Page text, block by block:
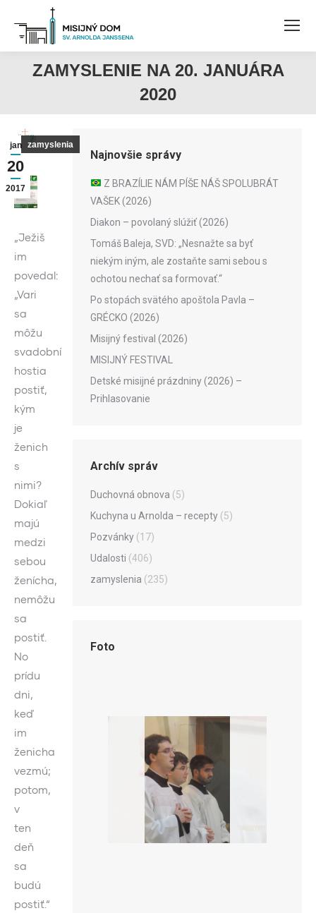
ZAMYSLENIE NA 20. JANUÁRA
2020
jan
20
2017
zamyslenia
„Ježiš
im
povedal:
„Vari
sa
môžu
svadobní
hostia
postiť,
kým
je
ženich
s
nimi?
Dokiaľ
majú
medzi
sebou
ženícha,
nemôžu
sa
postiť.
No
prídu
dni,
keď
im
ženicha
vezmú;
potom,
v
ten
deň
sa
budú
postiť.“
Najnovšie správy
Z BRAZÍLIE NÁM PÍŠE NÁŠ SPOLUBRÁT
VAŠEK (2026)
Diakon – povolaný slúžiť (2026)
Tomáš Baleja, SVD: „Nesnažte sa byť
niekým iným, ale zostaňte sami sebou s
ochotou nechať sa formovať.“
Po stopách svätého apoštola Pavla –
GRÉCKO (2026)
Misijný festival (2026)
MISIJNÝ FESTIVAL
Detské misijné prázdniny (2026) –
Prihlasovanie
Archív správ
Duchovná obnova (5)
Kuchyna u Arnolda – recepty (5)
Pozvánky (17)
Udalosti (406)
zamyslenia (235)
Foto